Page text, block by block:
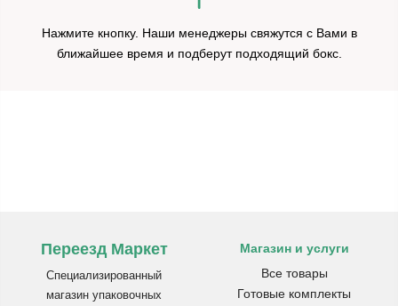
Нажмите кнопку. Наши менеджеры свяжутся с Вами в
ближайшее время и подберут подходящий бокс.
Переезд Маркет
Специализированный
магазин упаковочных
Магазин и услуги
Все товары
Готовые комплекты